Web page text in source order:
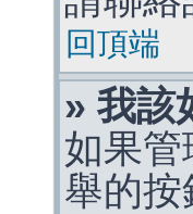
回頂端
» 我該
如果
舉的